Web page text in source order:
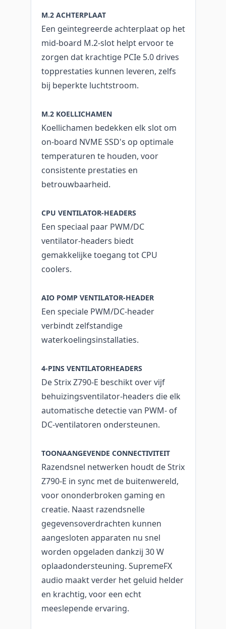
M.2 ACHTERPLAAT
Een geïntegreerde achterplaat op het
mid-board M.2-slot helpt ervoor te
zorgen dat krachtige PCIe 5.0 drives
topprestaties kunnen leveren, zelfs
bij beperkte luchtstroom.
M.2 KOELLICHAMEN
Koellichamen bedekken elk slot om
on-board NVME SSD's op optimale
temperaturen te houden, voor
consistente prestaties en
betrouwbaarheid.
CPU VENTILATOR-HEADERS
Een speciaal paar PWM/DC
ventilator-headers biedt
gemakkelijke toegang tot CPU
coolers.
AIO POMP VENTILATOR-HEADER
Een speciale PWM/DC-header
verbindt zelfstandige
waterkoelingsinstallaties.
4-PINS VENTILATORHEADERS
De Strix Z790-E beschikt over vijf
behuizingsventilator-headers die elk
automatische detectie van PWM- of
DC-ventilatoren ondersteunen.
TOONAANGEVENDE CONNECTIVITEIT
Razendsnel netwerken houdt de Strix
Z790-E in sync met de buitenwereld,
voor ononderbroken gaming en
creatie. Naast razendsnelle
gegevensoverdrachten kunnen
aangesloten apparaten nu snel
worden opgeladen dankzij 30 W
oplaadondersteuning. SupremeFX
audio maakt verder het geluid helder
en krachtig, voor een echt
meeslepende ervaring.